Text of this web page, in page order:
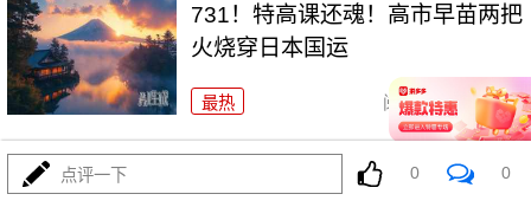
731！特高课还魂！高市早苗两把
火烧穿日本国运
最热 阅读 5798
灭人种？以色列这波操作，连特
朗普面子都敢踩！
点评一下 0 0